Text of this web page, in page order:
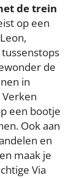
de trein
op een
de
in
een bootje
Ook aan
en
maak je
Via